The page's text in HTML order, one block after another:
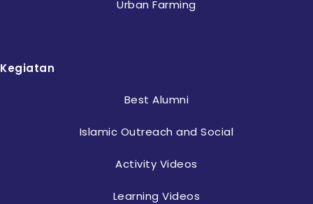
Urban Farming
Kegiatan
Best Alumni
Islamic Outreach and Social
Activity Videos
Learning Videos